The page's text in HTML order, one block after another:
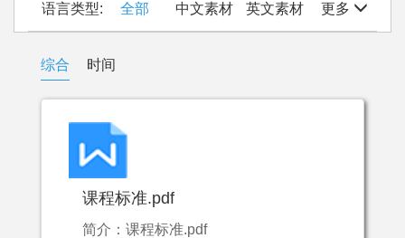
更多
语言类型: 全部 中文素材 英文素材
综合 时间
课程标准.pdf
简介：课程标准.pdf